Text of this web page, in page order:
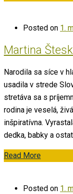
Posted on 1.
Martina
Narodila sa síce v
usadila v strede
stretáva sa s
rodina je veselá,
inšpiratívna.
dedka, babky a
Read More
Posted on 1.